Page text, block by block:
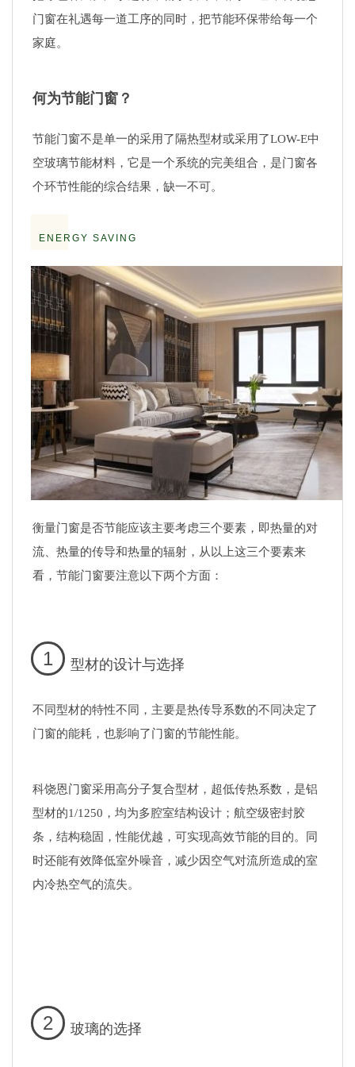
门窗在礼遇每一道工序的同时，把节能环保带给每一个
家庭。
何为节能门窗？
节能门窗不是单一的采用了隔热型材或采用了LOW-E中
空玻璃节能材料，它是一个系统的完美组合，是门窗各
个环节性能的综合结果，缺一不可。
ENERGY SAVING
衡量门窗是否节能应该主要考虑三个要素，即热量的对
流、热量的传导和热量的辐射，从以上这三个要素来
看，节能门窗要注意以下两个方面：
1 型材的设计与选择
不同型材的特性不同，主要是热传导系数的不同决定了
门窗的能耗，也影响了门窗的节能性能。
科饶恩门窗采用高分子复合型材，超低传热系数，是铝
型材的1/1250，均为多腔室结构设计 ；航空级密封胶
条，结构稳固，性能优越，可实现高效节能的目的。同
时还能有效降低室外噪音，减少因空气对流所造成的室
内冷热空气的流失。
2 玻璃的选择